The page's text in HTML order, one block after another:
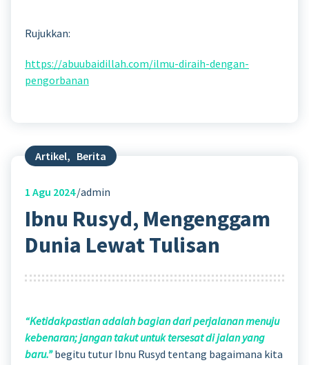
Rujukkan:
https://abuubaidillah.com/ilmu-diraih-dengan-
pengorbanan
Artikel, Berita
1 Agu 2024 admin
Ibnu Rusyd, Mengenggam
Dunia Lewat Tulisan
“Ketidakpastian adalah bagian dari perjalanan menuju
kebenaran; jangan takut untuk tersesat di jalan yang
baru.”begitu tutur Ibnu Rusyd tentang bagaimana kita